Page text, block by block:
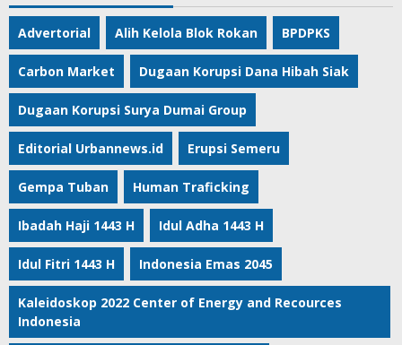
Advertorial Alih Kelola Blok Rokan BPDPKS
Carbon Market Dugaan Korupsi Dana Hibah Siak
Dugaan Korupsi Surya Dumai Group
Editorial Urbannews.id Erupsi Semeru
Gempa Tuban Human Traficking
Ibadah Haji 1443 H Idul Adha 1443 H
Idul Fitri 1443 H Indonesia Emas 2045
Kaleidoskop 2022 Center of Energy and Recources
Indonesia